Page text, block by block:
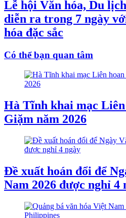
Lễ hội Văn hóa, Du
diễn ra trong 7 ngày
hóa đặc sắc
Có thể bạn quan tâm
Hà Tĩnh khai mạc
Giặm năm 2026
Đề xuất hoán đổi để
Nam 2026 được nghỉ 4